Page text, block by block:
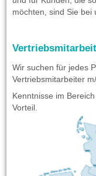
möchten, sind Sie bei
Wir suchen für jedes
Vertriebsmitarbeiter
Kenntnisse im
Vorteil.